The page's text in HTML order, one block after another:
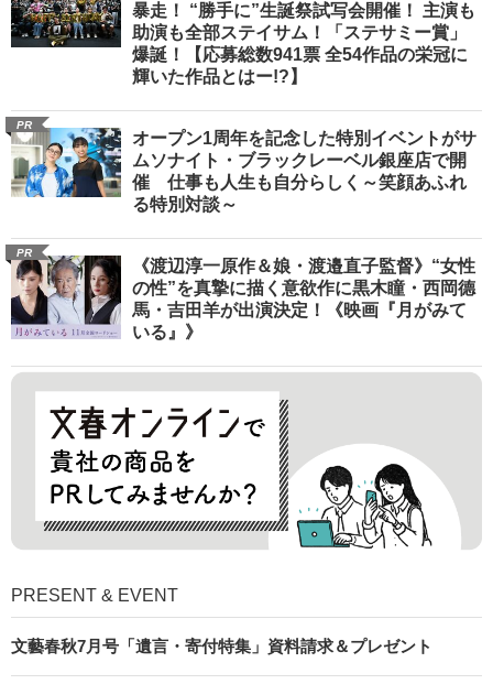
暴走！ “勝手に”生誕祭試写会開催！ 主演も
助演も全部ステイサム！「ステサミー賞」
爆誕！【応募総数941票 全54作品の栄冠に
輝いた作品とはー!?】
PR
オープン1周年を記念した特別イベントがサ
ムソナイト・ブラックレーベル銀座店で開
催 仕事も人生も自分らしく～笑顔あふれ
る特別対談～
PR
《渡辺淳一原作＆娘・渡邉直子監督》“女性
の性”を真摯に描く意欲作に黒木瞳・西岡德
馬・吉田羊が出演決定！《映画『月がみて
いる』》
PRESENT & EVENT
文藝春秋7月号「遺言・寄付特集」資料請求＆プレゼント